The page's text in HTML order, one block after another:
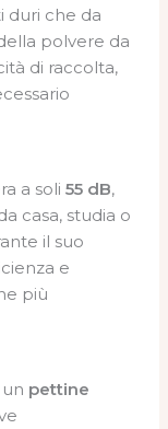
duri che da
polvere da
di raccolta,
a soli55 dB,
casa, studia o
il suo
e
più
pettine